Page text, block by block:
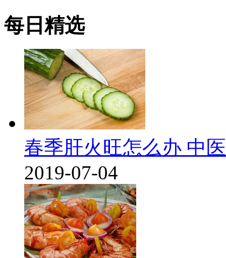
每日精选
春季肝火旺怎么办 中
2019-07-04